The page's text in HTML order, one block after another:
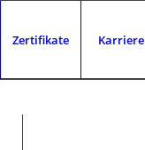
Zertifikate Karriere